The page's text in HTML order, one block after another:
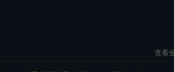
查看